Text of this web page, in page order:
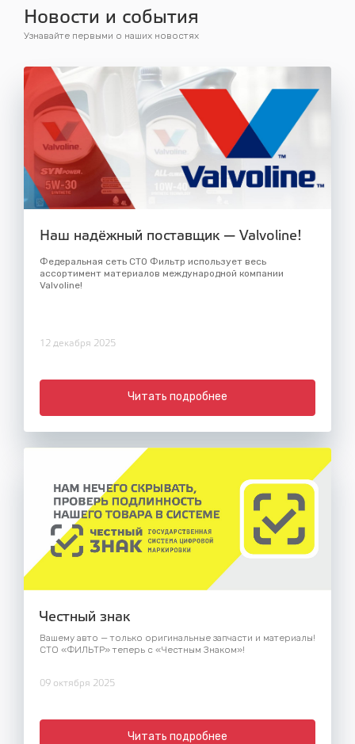
Новости и события
Узнавайте первыми о наших новостях
Наш надёжный поставщик — Valvoline!
Федеральная сеть СТО Фильтр использует весь
ассортимент материалов международной компании
Valvoline!
12 декабря 2025
Читать подробнее
Честный знак
Вашему авто — только оригинальные запчасти и материалы!
СТО «ФИЛЬТР» теперь с «Честным Знаком»!
09 октября 2025
Читать подробнее